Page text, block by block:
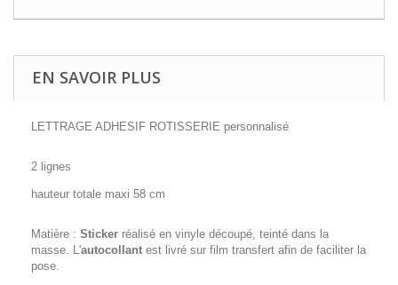
EN SAVOIR PLUS
LETTRAGE ADHESIF ROTISSERIE personnalisé
2 lignes
hauteur totale maxi 58 cm
Matière : Sticker réalisé en vinyle découpé, teinté dans la
masse. L'autocollant est livré sur film transfert afin de faciliter la
pose.